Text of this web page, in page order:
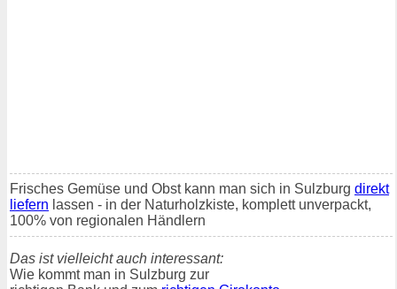
Frisches Gemüse und Obst kann man sich in Sulzburg direkt
liefern lassen - in der Naturholzkiste, komplett unverpackt,
100% von regionalen Händlern
Das ist vielleicht auch interessant:
Wie kommt man in Sulzburg zur